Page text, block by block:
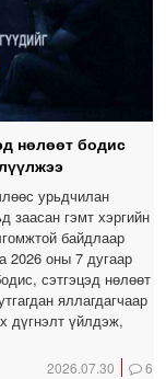
нөлөөт бодис
урьдчилан
заасан гэмт хэргийн
байдлаар
2026 оны 7 дугаар
сэтгэцэд нөлөөт
яллагдагчаар
дүгнэлт үйлдэж,
2026.07.30 6